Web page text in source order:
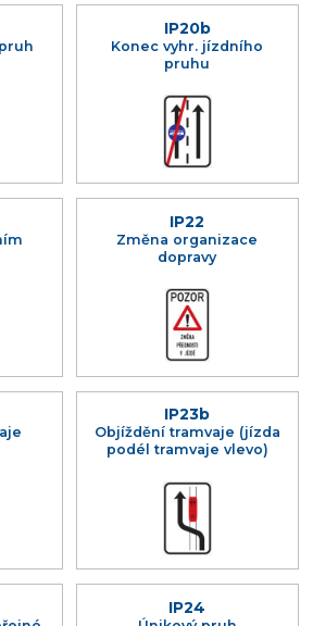
IP20b
Konec vyhr. jízdního
pruhu
IP22
Změna organizace
dopravy
IP23b
Objíždění tramvaje (jízda
podél tramvaje vlevo)
IP24